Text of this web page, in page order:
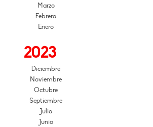
Marzo
Febrero
Enero
2023
Diciembre
Noviembre
Octubre
Septiembre
Julio
Junio